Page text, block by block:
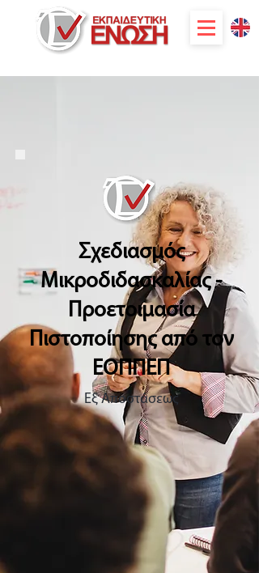
Σχεδιασμός
Μικροδιδασκαλίας -
Προετοιμασία
Πιστοποίησης από τον
ΕΟΠΠΕΠ
Εξ Αποστάσεως